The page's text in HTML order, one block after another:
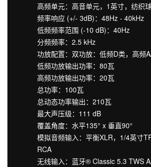
高频单元：高音单元，1英寸，纺织
频率响应 (+/- 3dB)：48Hz - 40kHz
低频频率范围 (-10 dB)：40Hz
分频频率：2.5 kHz
功放配置：双功放：低频D类，高频
低频功放输出功率：80瓦
高频功放输出功率：20瓦
总功率：100瓦
总动态功率输出：210瓦
最大声压级：111 dB
覆盖角度：水平135° x 垂直90°
模拟音频输入：平衡XLR，1/4英寸
RCA
无线输入：蓝牙® Classic 5.3 TWS